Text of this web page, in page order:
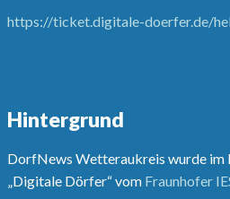
https://ticket.digitale-doerfer.de/
Hintergrund
DorfNews Wetteraukreis wurde im
„Digitale Dörfer“ vom Fraunhofer